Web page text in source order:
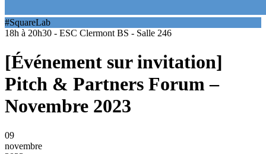
#SquareLab
18h à 20h30 - ESC Clermont BS - Salle 246
[Événement sur invitation]
Pitch & Partners Forum –
Novembre 2023
09
novembre